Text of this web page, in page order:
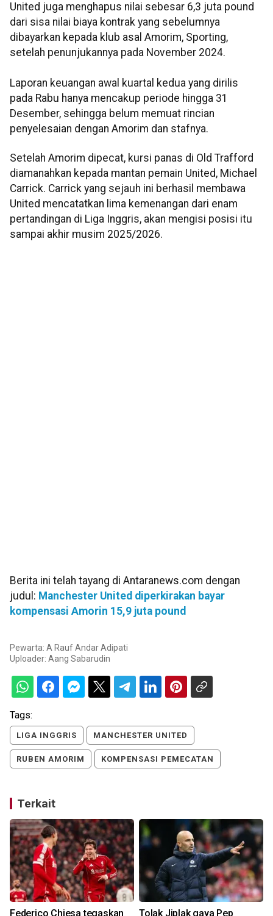
United juga menghapus nilai sebesar 6,3 juta pound
dari sisa nilai biaya kontrak yang sebelumnya
dibayarkan kepada klub asal Amorim, Sporting,
setelah penunjukannya pada November 2024.
Laporan keuangan awal kuartal kedua yang dirilis
pada Rabu hanya mencakup periode hingga 31
Desember, sehingga belum memuat rincian
penyelesaian dengan Amorim dan stafnya.
Setelah Amorim dipecat, kursi panas di Old Trafford
diamanahkan kepada mantan pemain United, Michael
Carrick. Carrick yang sejauh ini berhasil membawa
United mencatatkan lima kemenangan dari enam
pertandingan di Liga Inggris, akan mengisi posisi itu
sampai akhir musim 2025/2026.
Berita ini telah tayang di Antaranews.com dengan
judul: Manchester United diperkirakan bayar
kompensasi Amorin 15,9 juta pound
Pewarta: A Rauf Andar Adipati
Uploader: Aang Sabarudin
Tags:
LIGA INGGRIS MANCHESTER UNITED
RUBEN AMORIM KOMPENSASI PEMECATAN
Terkait
Federico Chiesa tegaskan Tolak Jiplak gaya Pep